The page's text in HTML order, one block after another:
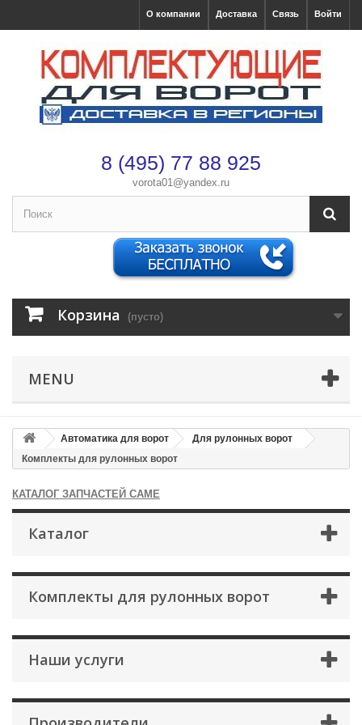
Войти
Связь
Доставка
О компании
8 (495) 77 88 925
vorota01@yandex.ru
Корзина (пусто)
MENU
Автоматика для ворот
Для рулонных ворот
Комплекты для рулонных ворот
КАТАЛОГ ЗАПЧАСТЕЙ CAME
Каталог
Комплекты для рулонных ворот
Наши услуги
×
Имя